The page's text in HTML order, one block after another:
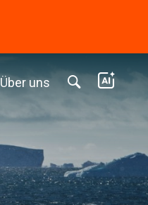
Über uns